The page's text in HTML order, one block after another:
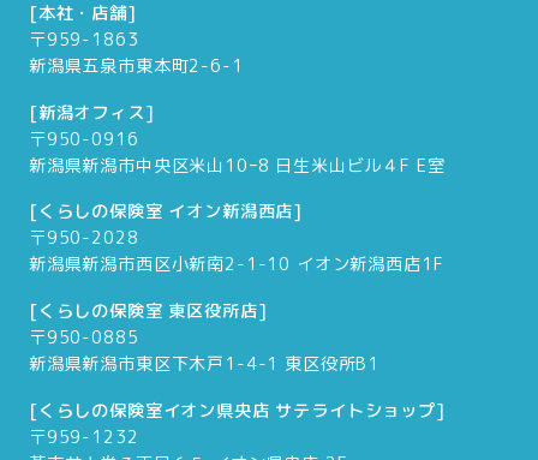
[本社・店舗]
〒959-1863
新潟県五泉市東本町2-6-1
[新潟オフィス]
〒950-0916
新潟県新潟市中央区米山10ｰ8 日生米山ビル４F E室
[くらしの保険室 イオン新潟西店]
〒950-2028
新潟県新潟市西区小新南2-1-10 イオン新潟西店1F
[くらしの保険室 東区役所店]
〒950-0885
新潟県新潟市東区下木戸1-4-1 東区役所B1
[くらしの保険室イオン県央店 サテライトショップ]
〒959-1232